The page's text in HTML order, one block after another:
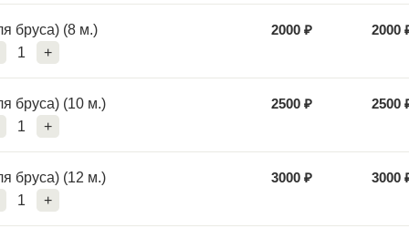
бруса) (8 м.) 2000 ₽ 2000
1 +
бруса) (10 м.) 2500 ₽ 2500
1 +
бруса) (12 м.) 3000 ₽ 3000
1 +